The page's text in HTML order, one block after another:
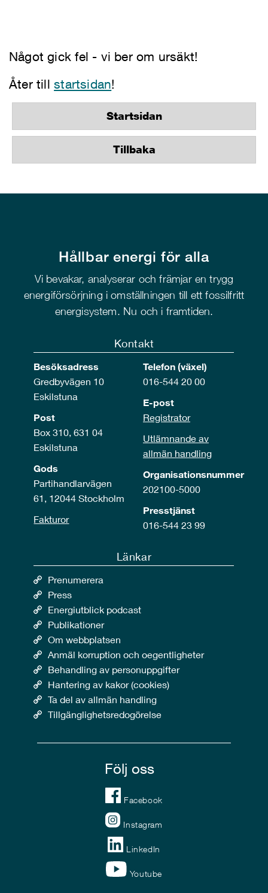
Något gick fel - vi ber om ursäkt!
Åter tillstartsidan!
Startsidan
Tillbaka
Hållbar energi för alla
Vi bevakar, analyserar och främjar en trygg
energiförsörjning i omställningen till ett fossilfritt
energisystem. Nu och i framtiden.
Kontakt
Besöksadress
Gredbyvägen 10
Eskilstuna
Post
Box 310, 631 04
Eskilstuna
Gods
Partihandlarvägen
61, 12044 Stockholm
Fakturor
Telefon (växel)
016-544 20 00
E-post
Registrator
Utlämnande av
allmän handling
Organisationsnummer
202100-5000
Presstjänst
016-544 23 99
Länkar
Prenumerera
Press
Energiutblick podcast
Publikationer
Om webbplatsen
Anmäl korruption och oegentligheter
Behandling av personuppgifter
Hantering av kakor (cookies)
Ta del av allmän handling
Tillgänglighetsredogörelse
Följ oss
Facebook
Instagram
LinkedIn
Youtube